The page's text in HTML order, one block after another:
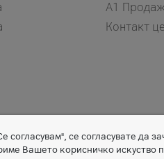
A1
Контакт
се согласувате да
Вашето корисничко искуство